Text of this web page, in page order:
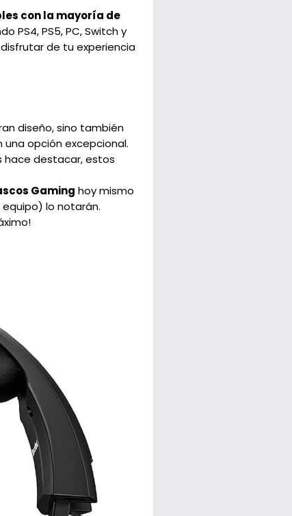
con la mayoría de
PS4, PS5, PC, Switch y
de tu experiencia
diseño, sino también
una opción excepcional.
hace destacar, estos
Gaming hoy mismo
lo notarán.